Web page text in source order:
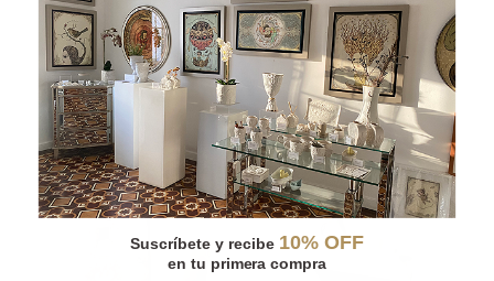
Suscríbete y recibe 10% OFF
en tu primera compra